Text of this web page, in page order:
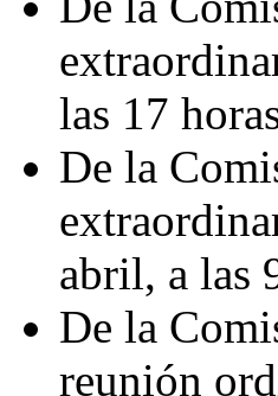
las 17
De la
abril, a las
De la
reunión